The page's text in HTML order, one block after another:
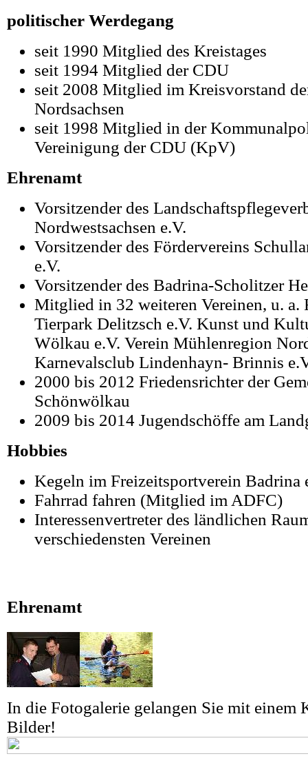
politischer Werdegang
seit 1990 Mitglied des Kreistages
seit 1994 Mitglied der CDU
seit 2008 Mitglied im Kreisvorstand
Nordsachsen
seit 1998 Mitglied in der
Vereinigung der CDU (KpV)
Ehrenamt
Vorsitzender des
Nordwestsachsen e.V.
Vorsitzender des Fördervereins
e.V.
Vorsitzender des Badrina-Scholitzer
Mitglied in 32 weiteren Vereinen, u. a.
Tierpark Delitzsch e.V. Kunst und
Wölkau e.V. Verein Mühlenregion
Karnevalsclub Lindenhayn- Brinnis
2000 bis 2012 Friedensrichter der
Schönwölkau
2009 bis 2014 Jugendschöffe am
Hobbies
Kegeln im Freizeitsportverein Badrina
Fahrrad fahren (Mitglied im ADFC)
Interessenvertreter des ländlichen
verschiedensten Vereinen
Ehrenamt
In die Fotogalerie gelangen Sie mit einem
Bilder!